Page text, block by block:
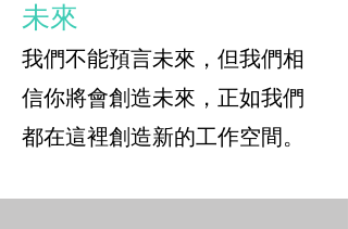
未來
我們不能預言未來，但我們相
信你將會創造未來，正如我們
都在這裡創造新的工作空間。